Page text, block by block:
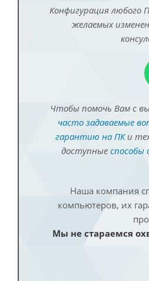
Конфигурация любого
желаемых
Чтобы помочь Вам с
часто задаваемые
гарантию на ПКи
доступные способы
Наша компания
компьютеров, их
Мы не стараемся